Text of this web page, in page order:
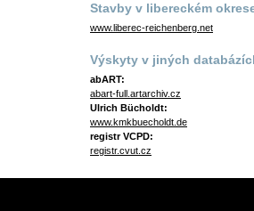
Stavby v libereckém
www.liberec-reichenberg.net
Výskyty v jiných
abART:
abart-full.artarchiv.cz
Ulrich Bücholdt:
www.kmkbuecholdt.de
registr VCPD:
registr.cvut.cz